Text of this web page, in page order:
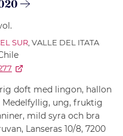
SUR, VALLE DEL ITATA
doft med lingon, hallon
ung, fruktig
mild syra och bra
Lanseras 10/8, 7200